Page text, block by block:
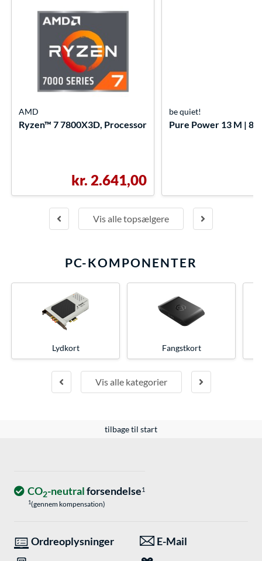
Vis alle topsælgere
AMD
Ryzen™ 7 7800X3D, Processor
kr. 2.641,00
be quiet!
Pure Power 13 M |
PC-KOMPONENTER
Vis alle kategorier
Lydkort Fangstkort
tilbage til start
CO2-neutralforsendelse1
1(gennem kompensation)
Ordreoplysninger
E-Mail